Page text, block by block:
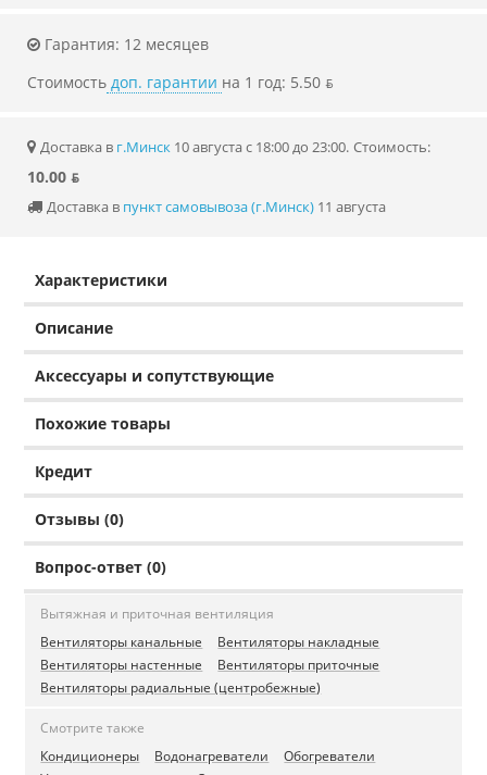
Гарантия: 12 месяцев
Стоимость доп. гарантии на 1 год: 5.50 ƃ
Доставка в г.Минск 10 августа с 18:00 до 23:00. Стоимость:
10.00 ƃ
Доставка в пункт самовывоза (г.Минск) 11 августа
Характеристики
Описание
Аксессуары и сопутствующие
Похожие товары
Кредит
Отзывы (0)
Вопрос-ответ (0)
Вытяжная и приточная вентиляция
Вентиляторы канальные
Вентиляторы накладные
Вентиляторы настенные
Вентиляторы приточные
Вентиляторы радиальные (центробежные)
Смотрите также
Кондиционеры
Водонагреватели
Обогреватели